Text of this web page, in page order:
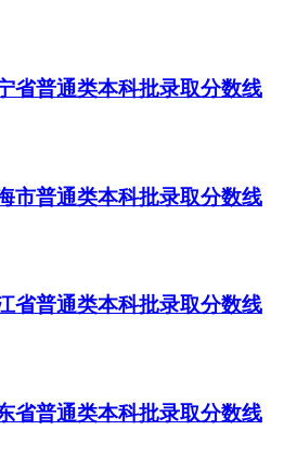
省普通类本科批录取分数线
市普通类本科批录取分数线
省普通类本科批录取分数线
省普通类本科批录取分数线